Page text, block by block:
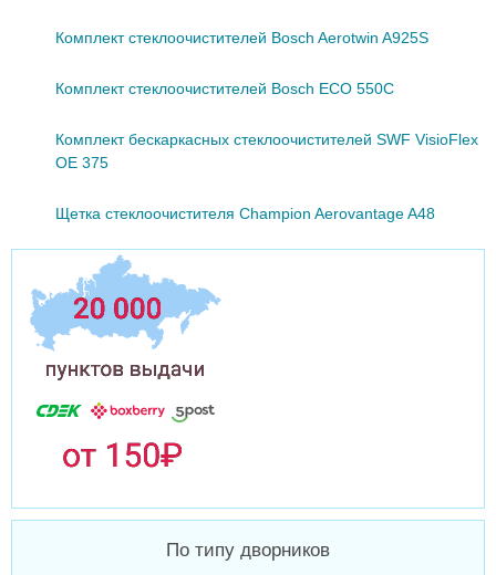
Комплект стеклоочистителей Bosch Aerotwin A925S
Комплект стеклоочистителей Bosch ECO 550C
Комплект бескаркасных стеклоочистителей SWF VisioFlex
OE 375
Щетка стеклоочистителя Champion Aerovantage A48
По типу дворников